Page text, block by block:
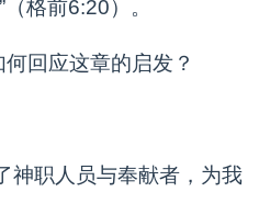
格前6:20）。
回应这章的启发？
神职人员与奉献者，为我